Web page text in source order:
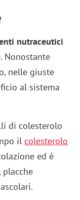
nutraceutici
. Nonostante
nelle giuste
al sistema
di colesterolo
ilcolesterolo
ed è